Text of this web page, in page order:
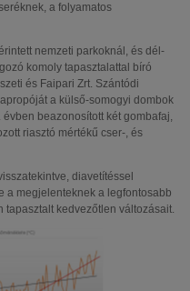
a folyamatos
nemzeti parkoknál, és dél-
komoly tapasztalattal bíró
és Faipari Zrt. Szántódi
a külső-somogyi dombok
beazonosított két gombafaj,
riasztó mértékű cser-, és
diavetítéssel
a megjelenteknek a legfontosabb
kedvezőtlen változásait.